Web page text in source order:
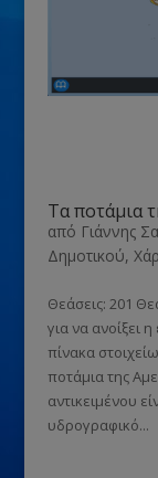
Τα ποτάμια
από Γιάννης
Δημοτικού,
Θεάσεις: 201
για να ανοίξει
πίνακα
ποτάμια της
αντικειμένου
υδρογραφικό...